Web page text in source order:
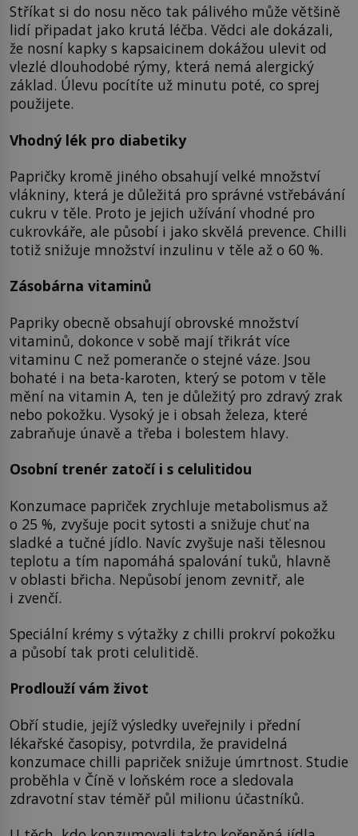
Stříkat si do nosu něco tak pálivého může většině
lidí připadat jako krutá léčba. Vědci ale dokázali,
že nosní kapky s kapsaicinem dokážou ulevit od
vlezlé dlouhodobé rýmy, která nemá alergický
základ. Úlevu pocítíte už minutu poté, co sprej
použijete.
Vhodný lék pro diabetiky
Papričky kromě jiného obsahují velké množství
vlákniny, která je důležitá pro správné vstřebávání
cukru v těle. Proto je jejich užívání vhodné pro
cukrovkáře, ale působí i jako skvělá prevence. Chilli
totiž snižuje množství inzulinu v těle až o 60 %.
Zásobárna vitaminů
Papriky obecně obsahují obrovské množství
vitaminů, dokonce v sobě mají třikrát více
vitaminu C než pomeranče o stejné váze. Jsou
bohaté i na beta-karoten, který se potom v těle
mění na vitamin A, ten je důležitý pro zdravý zrak
nebo pokožku. Vysoký je i obsah železa, které
zabraňuje únavě a třeba i bolestem hlavy.
Osobní trenér zatočí i s celulitidou
Konzumace papriček zrychluje metabolismus až
o 25 %, zvyšuje pocit sytosti a snižuje chuť na
sladké a tučné jídlo. Navíc zvyšuje naši tělesnou
teplotu a tím napomáhá spalování tuků, hlavně
v oblasti břicha. Nepůsobí jenom zevnitř, ale
i zvenčí.
Speciální krémy s výtažky z chilli prokrví pokožku
a působí tak proti celulitidě.
Prodlouží vám život
Obří studie, jejíž výsledky uveřejnily i přední
lékařské časopisy, potvrdila, že pravidelná
konzumace chilli papriček snižuje úmrtnost. Studie
proběhla v Číně v loňském roce a sledovala
zdravotní stav téměř půl milionu účastníků.